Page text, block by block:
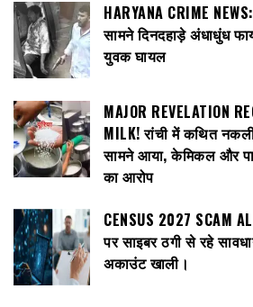
HARYANA CRIME
सामने दिनदहाड़े अंधाधुंध
युवक घायल
MAJOR REVELATION
MILK! रांची में कथित
सामने आया, केमिकल और
का आरोप
CENSUS 2027 SCAM
पर साइबर ठगी से रहे
अकाउंट खाली।